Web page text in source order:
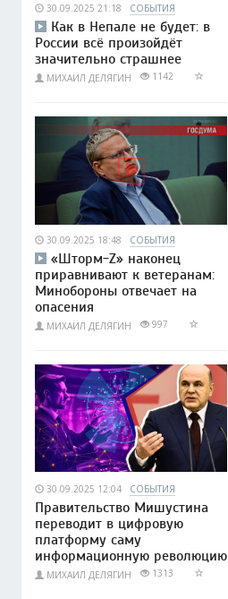
30.09.2025 21:18 СОБЫТИЯ
Как в Непале не будет: в
России всё произойдёт
значительно страшнее
МИХАИЛ ДЕЛЯГИН 1142
30.09.2025 18:48 СОБЫТИЯ
«Шторм-Z» наконец
приравнивают к ветеранам:
Минобороны отвечает на
опасения
МИХАИЛ ДЕЛЯГИН 997
30.09.2025 12:04 СОБЫТИЯ
Правительство Мишустина
переводит в цифровую
платформу саму
информационную революцию
МИХАИЛ ДЕЛЯГИН 1313